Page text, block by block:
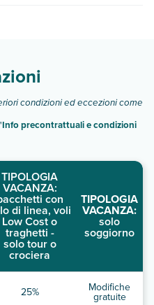
condizioni ed eccezioni come
Info precontrattuali e condizioni
TIPOLOGIA
VACANZA:
con
di linea, voli
Low Cost o
traghetti -
solo tour o
crociera
TIPOLOGIA
VACANZA:
solo
soggiorno
25% Modifiche
gratuite